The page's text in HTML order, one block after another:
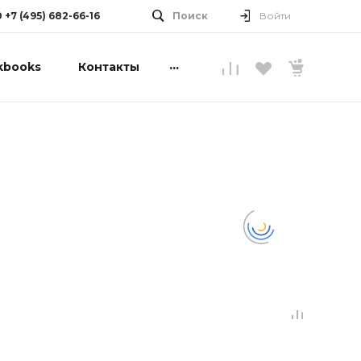
+7 (495) 682-66-16 Поиск Войти
Контакты ...